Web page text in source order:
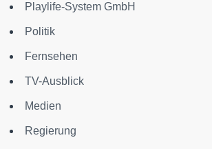
Playlife-System GmbH
Politik
Fernsehen
TV-Ausblick
Medien
Regierung